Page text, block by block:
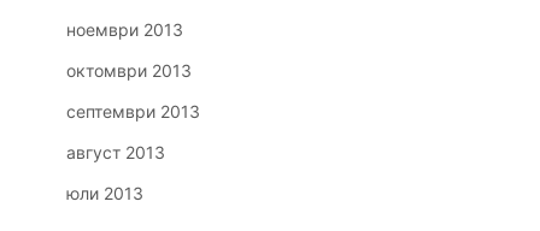
ноември 2013
октомври 2013
септември 2013
август 2013
юли 2013